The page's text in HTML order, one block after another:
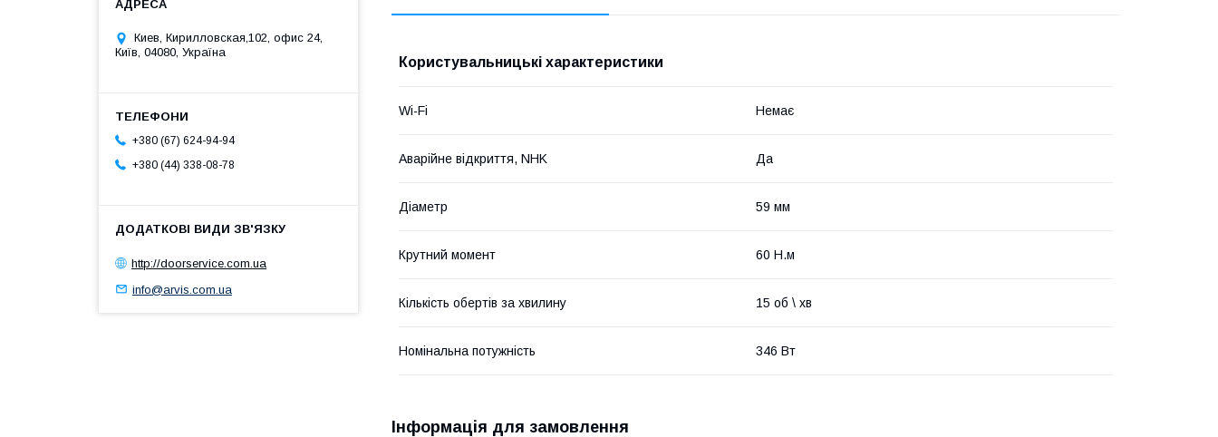
Користувальницькі характеристики
Wi-Fi Немає
Аварійне відкриття, NHK Да
Діаметр 59 мм
Крутний момент 60 Н.м
Кількість обертів за хвилину 15 об \ хв
Номінальна потужність 346 Вт
Інформація для замовлення
Киев, Кирилловская,102, офис 24,
Київ, 04080, Україна
+380 (67) 624-94-94
+380 (44) 338-08-78
http://doorservice.com.ua
info@arvis.com.ua